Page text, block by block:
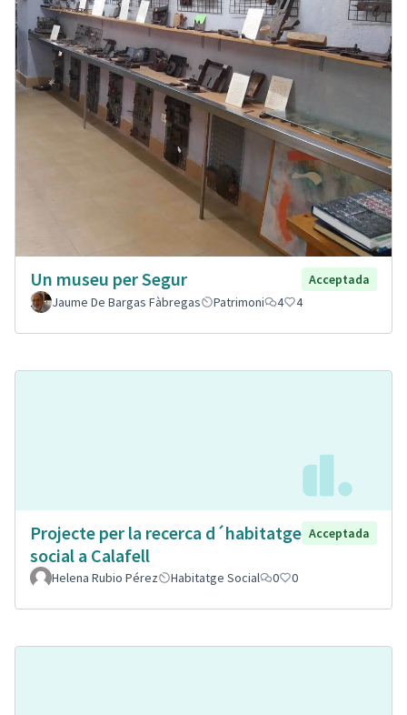
Un museu per Segur
Acceptada
Jaume De Bargas Fàbregas
Patrimoni 4 4
Projecte per la recerca d´habitatge
social a Calafell
Acceptada
Helena Rubio Pérez Habitatge Social 0 0